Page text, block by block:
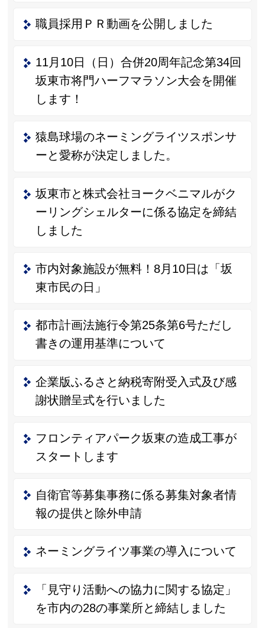
職員採用ＰＲ動画を公開しました
11月10日（日）合併20周年記念第34回
坂東市将門ハーフマラソン大会を開催
します！
猿島球場のネーミングライツスポンサ
ーと愛称が決定しました。
坂東市と株式会社ヨークベニマルがク
ーリングシェルターに係る協定を締結
しました
市内対象施設が無料！8月10日は「坂
東市民の日」
都市計画法施行令第25条第6号ただし
書きの運用基準について
企業版ふるさと納税寄附受入式及び感
謝状贈呈式を行いました
フロンティアパーク坂東の造成工事が
スタートします
自衛官等募集事務に係る募集対象者情
報の提供と除外申請
ネーミングライツ事業の導入について
「見守り活動への協力に関する協定」
を市内の28の事業所と締結しました